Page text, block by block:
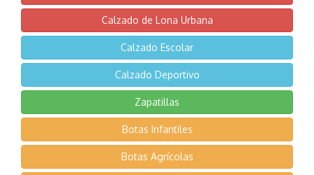
Calzado de Lona Urbana
Calzado Escolar
Calzado Deportivo
Zapatillas
Botas Infantiles
Botas Agrícolas